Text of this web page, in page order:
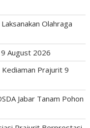
Olahraga
9 August 2026
Kediaman Prajurit 9
Jabar Tanam Pohon